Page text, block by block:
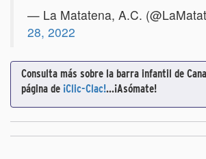
— La Matatena, A.C.
28, 2022
Consulta más sobre la barra infantil de
página de ¡Clic-Clac!...¡Asómate!